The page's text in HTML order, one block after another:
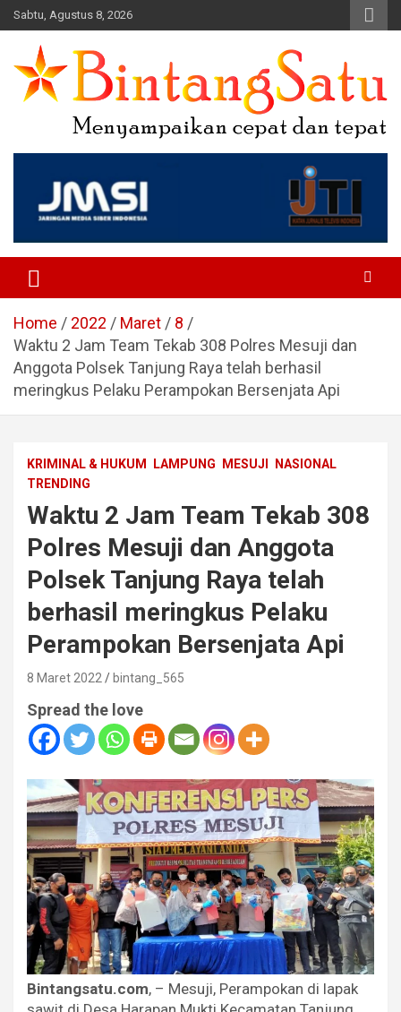
Skip
to
content
Sabtu, Agustus 8, 2026
Portal Berita Nasional dan
Regional
Home 2022 Maret
8
Waktu 2 Jam Team Tekab 308 Polres Mesuji dan
Anggota Polsek Tanjung Raya telah berhasil
meringkus Pelaku Perampokan Bersenjata Api
KRIMINAL & HUKUM LAMPUNG MESUJI
NASIONAL
TRENDING
Waktu 2 Jam Team Tekab 308
Polres Mesuji dan Anggota
Polsek Tanjung Raya telah
berhasil meringkus Pelaku
Perampokan Bersenjata Api
8 Maret 2022 bintang_565
Spread the love
Bintangsatu.com, – Mesuji, Perampokan di lapak